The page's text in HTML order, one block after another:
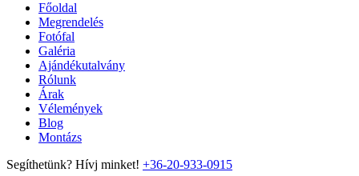
Főoldal
Megrendelés
Fotófal
Galéria
Ajándékutalvány
Rólunk
Árak
Vélemények
Blog
Montázs
Segíthetünk? Hívj minket! +36-20-933-0915